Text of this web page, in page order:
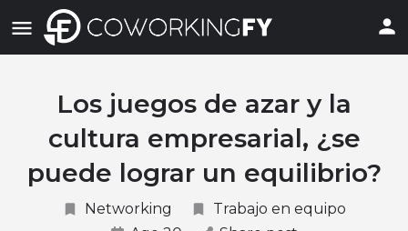
Los juegos de azar y la
cultura empresarial, ¿se
puede lograr un equilibrio?
Networking
Trabajo en equipo